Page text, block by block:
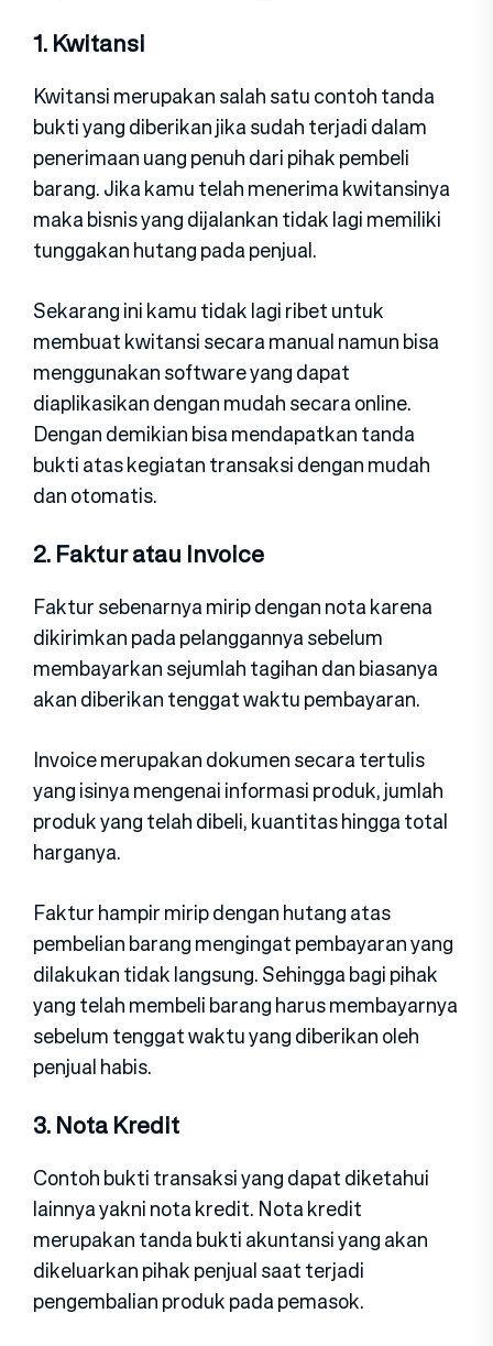
1. Kwitansi
Kwitansi merupakan salah satu contoh tanda
bukti yang diberikan jika sudah terjadi dalam
penerimaan uang penuh dari pihak pembeli
barang. Jika kamu telah menerima kwitansinya
maka bisnis yang dijalankan tidak lagi memiliki
tunggakan hutang pada penjual.
Sekarang ini kamu tidak lagi ribet untuk
membuat kwitansi secara manual namun bisa
menggunakan software yang dapat
diaplikasikan dengan mudah secara online.
Dengan demikian bisa mendapatkan tanda
bukti atas kegiatan transaksi dengan mudah
dan otomatis.
2. Faktur atau Invoice
Faktur sebenarnya mirip dengan nota karena
dikirimkan pada pelanggannya sebelum
membayarkan sejumlah tagihan dan biasanya
akan diberikan tenggat waktu pembayaran.
Invoice merupakan dokumen secara tertulis
yang isinya mengenai informasi produk, jumlah
produk yang telah dibeli, kuantitas hingga total
harganya.
Faktur hampir mirip dengan hutang atas
pembelian barang mengingat pembayaran yang
dilakukan tidak langsung. Sehingga bagi pihak
yang telah membeli barang harus membayarnya
sebelum tenggat waktu yang diberikan oleh
penjual habis.
3. Nota Kredit
Contoh bukti transaksi yang dapat diketahui
lainnya yakni nota kredit. Nota kredit
merupakan tanda bukti akuntansi yang akan
dikeluarkan pihak penjual saat terjadi
pengembalian produk pada pemasok.